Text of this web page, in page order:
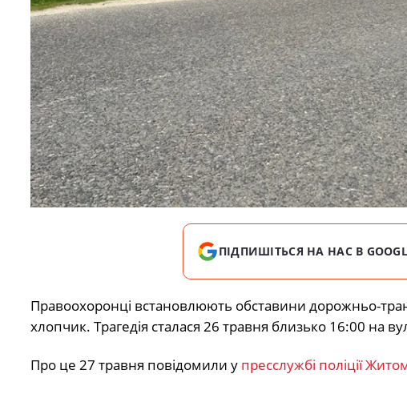
ПІДПИШІТЬСЯ НА НАС В
Правоохоронці встановлюють обставини дорожньо-
хлопчик. Трагедія сталася 26 травня близько 16:00 на
Про це 27 травня повідомили у пресслужбі поліції